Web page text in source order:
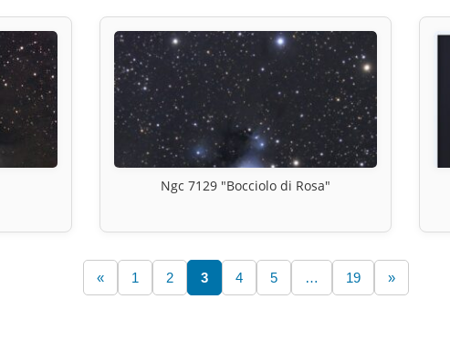
Ngc 7129 "Bocciolo di Rosa"
« 1 2 3 4 5 … 19 »